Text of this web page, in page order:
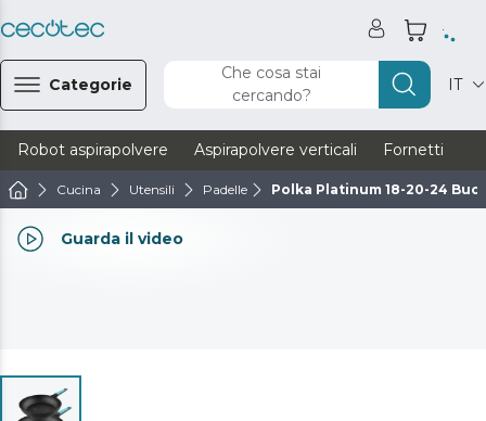
Categorie
Che cosa stai
cercando?
IT
Robot aspirapolvere Aspirapolvere verticali Fornetti
Cucina Utensili Padelle Polka Platinum 18-20-24
Guarda il video